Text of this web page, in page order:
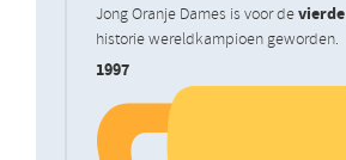
Jong Oranje Dames is voor devierde
historie wereldkampioen geworden.
1997